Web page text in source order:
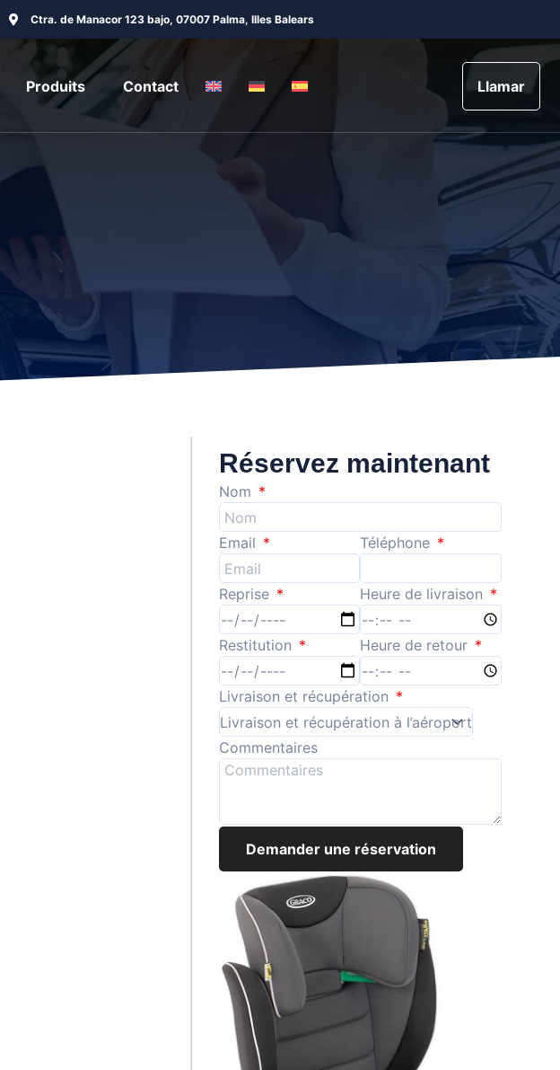
Ctra. de Manacor 123 bajo, 07007 Palma, Illes Balears
Produits Contact Llamar
Réservez maintenant
Nom
Email Téléphone
Reprise Heure de livraison
Restitution Heure de retour
Livraison et récupération
Commentaires
Demander une réservation